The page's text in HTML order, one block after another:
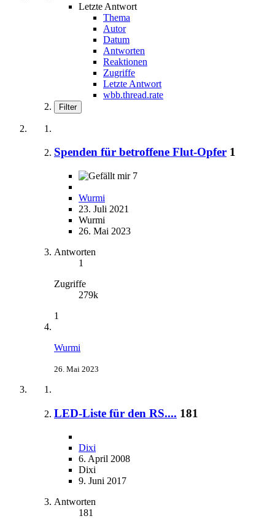
Letzte Antwort
Thema
Autor
Datum
Antworten
Reaktionen
Zugriffe
Letzte Antwort
wbb.thread.rate
Filter
Spenden für betroffene Flut-Opfer 1
7
Wurmi
23. Juli 2021
Wurmi
26. Mai 2023
Antworten
1
Zugriffe
279k
1
Wurmi
26. Mai 2023
LED-Liste für den RS.... 181
Dixi
6. April 2008
Dixi
9. Juni 2017
Antworten
181